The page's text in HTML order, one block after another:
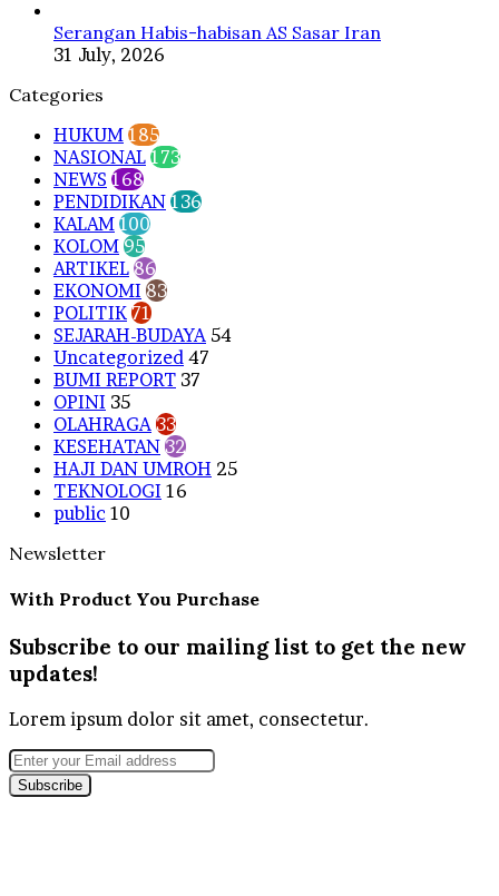
Serangan Habis-habisan AS Sasar Iran
31 July, 2026
Categories
HUKUM 185
NASIONAL 173
NEWS 168
PENDIDIKAN 136
KALAM 100
KOLOM 95
ARTIKEL 86
EKONOMI 83
POLITIK 71
SEJARAH-BUDAYA 54
Uncategorized 47
BUMI REPORT 37
OPINI 35
OLAHRAGA 33
KESEHATAN 32
HAJI DAN UMROH 25
TEKNOLOGI 16
public 10
Newsletter
With Product You Purchase
Subscribe to our mailing list to get the new
updates!
Lorem ipsum dolor sit amet, consectetur.
Enter
your
Email